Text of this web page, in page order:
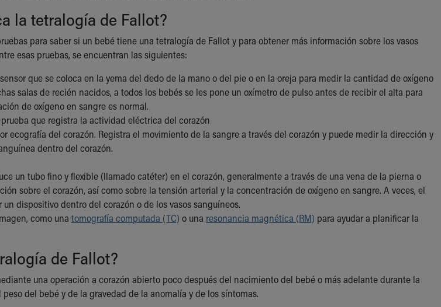
la tetralogía de Fallot?
para saber si un bebé tiene una tetralogía de Fallot y para obtener más información sobre los vasos
esas pruebas, se encuentran las siguientes:
que se coloca en la yema del dedo de la mano o del pie o en la oreja para medir la cantidad de oxígeno
salas de recién nacidos, a todos los bebés se les pone un oxímetro de pulso antes de recibir el alta para
de oxígeno en sangre es normal.
que registra la actividad eléctrica del corazón
ecografía del corazón. Registra el movimiento de la sangre a través del corazón y puede medir la dirección y
dentro del corazón.
un tubo fino y flexible (llamado catéter) en el corazón, generalmente a través de una vena de la pierna o
sobre el corazón, así como sobre la tensión arterial y la concentración de oxígeno en sangre. A veces, el
dispositivo dentro del corazón o de los vasos sanguíneos.
como una tomografía computada (TC) o una resonancia magnética (RM) para ayudar a planificar la
de Fallot?
una operación a corazón abierto poco después del nacimiento del bebé o más adelante durante la
del bebé y de la gravedad de la anomalía y de los síntomas.